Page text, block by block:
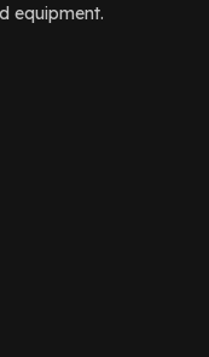
equipment.